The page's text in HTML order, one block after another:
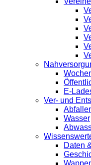
E-
Ver- und
Wasser
Daten